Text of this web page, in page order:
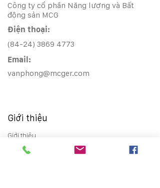
Công ty cổ phần Năng lượng và Bất
động sản MCG
Điện thoại:
(84-24) 3869 4773
Email:
vanphong@mcger.com
Giới thiệu
Giới thiệu
Thông điệp chủ tịch HĐQT